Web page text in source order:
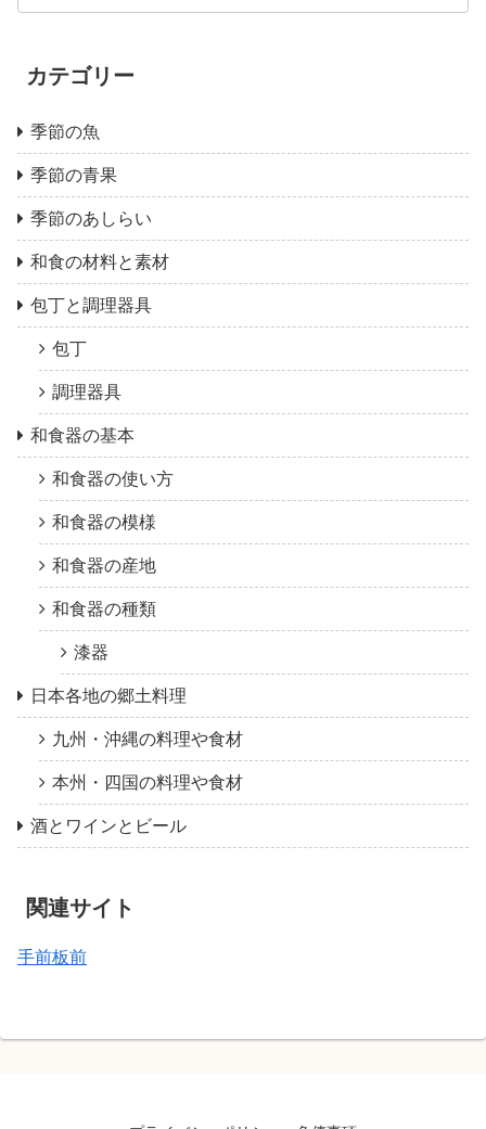
カテゴリー
季節の魚
季節の青果
季節のあしらい
和食の材料と素材
包丁と調理器具
包丁
調理器具
和食器の基本
和食器の使い方
和食器の模様
和食器の産地
和食器の種類
漆器
日本各地の郷土料理
九州・沖縄の料理や食材
本州・四国の料理や食材
酒とワインとビール
関連サイト
手前板前